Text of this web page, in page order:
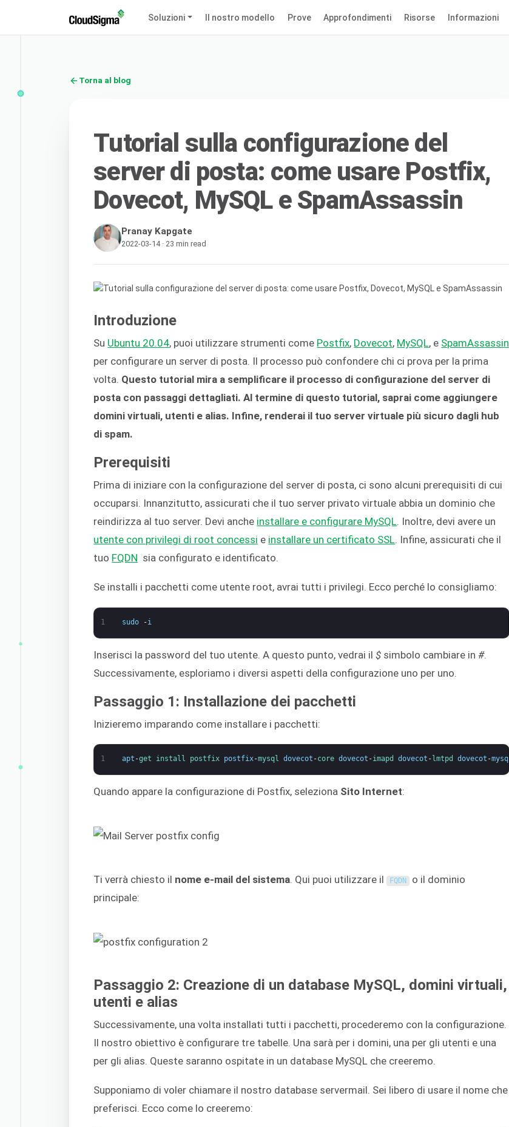
Soluzioni Il nostro modello Prove Approfondimenti Risorse Informazioni
Torna al blog
Tutorial sulla configurazione del
server di posta: come usare Postfix,
Dovecot, MySQL e SpamAssassin
Pranay Kapgate
2022-03-14 · 23 min read
Introduzione
Su Ubuntu 20.04, puoi utilizzare strumenti come Postfix, Dovecot, MySQL, e SpamAssassin
per configurare un server di posta. Il processo può confondere chi ci prova per la prima
volta. Questo tutorial mira a semplificare il processo di configurazione del server di
posta con passaggi dettagliati. Al termine di questo tutorial, saprai come aggiungere
domini virtuali, utenti e alias. Infine, renderai il tuo server virtuale più sicuro dagli hub
di spam.
Prerequisiti
Prima di iniziare con la configurazione del server di posta, ci sono alcuni prerequisiti di cui
occuparsi. Innanzitutto, assicurati che il tuo server privato virtuale abbia un dominio che
reindirizza al tuo server. Devi anche installare e configurare MySQL . Inoltre, devi avere un
utente con privilegi di root concessi e installare un certificato SSL . Infine, assicurati che il
tuo FQDN sia configurato e identificato.
Se installi i pacchetti come utente root, avrai tutti i privilegi. Ecco perché lo consigliamo:
1 sudo -i
Inserisci la password del tuo utente. A questo punto, vedrai il$ simbolo cambiare in#.
Successivamente, esploriamo i diversi aspetti della configurazione uno per uno.
Passaggio 1: Installazione dei pacchetti
Inizieremo imparando come installare i pacchetti:
1 apt -get install postfix postfix-mysql dovecot -core dovecot -imapd dovecot - lmtpd dovecot -mysql
Quando appare la configurazione di Postfix, seleziona Sito Internet:
Ti verrà chiesto il nome e-mail del sistema. Qui puoi utilizzare il FQDN o il dominio
principale:
Passaggio 2: Creazione di un database MySQL, domini virtuali,
utenti e alias
Successivamente, una volta installati tutti i pacchetti, procederemo con la configurazione.
Il nostro obiettivo è configurare tre tabelle. Una sarà per i domini, una per gli utenti e una
per gli alias. Queste saranno ospitate in un database MySQL che creeremo.
Supponiamo di voler chiamare il nostro database servermail. Sei libero di usare il nome che
preferisci. Ecco come lo creeremo: